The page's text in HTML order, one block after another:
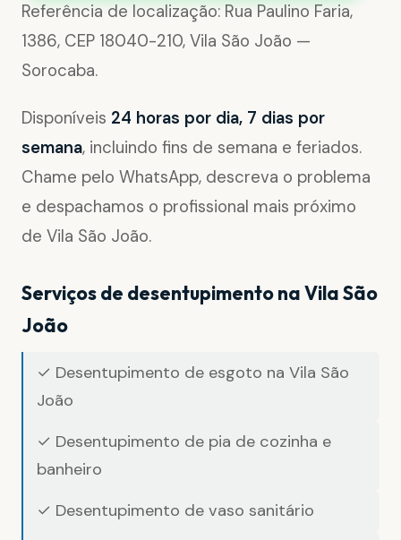
Referência de localização: Rua Paulino Faria,
1386, CEP 18040-210, Vila São João —
Sorocaba.
Disponíveis 24 horas por dia, 7 dias por
semana, incluindo fins de semana e feriados.
Chame pelo WhatsApp, descreva o problema
e despachamos o profissional mais próximo
de Vila São João.
Serviços de desentupimento na Vila São
João
✓ Desentupimento de esgoto na Vila São
João
✓ Desentupimento de pia de cozinha e
banheiro
✓ Desentupimento de vaso sanitário